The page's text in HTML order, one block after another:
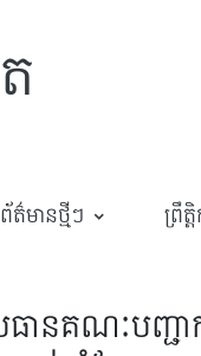
ព័ត៌មានថ្មីៗ ព្រឹត្
រធានគណៈប